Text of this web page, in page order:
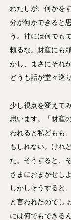
わたしが、何かを
分が何かできると
う。神には何でも
頼るな。財産にも
かし、まさにそれ
どうも話が堂々巡
少し視点を変えて
思います。「財産
われると私どもも
もしれない。けれ
た。そうすると、
さまにおまかせし
しかしそうすると
と言われたのでし
には何でもできる